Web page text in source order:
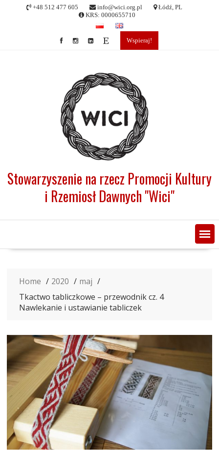
+48 512 477 605 info@wici.org.pl
Łódź, PL
KRS: 0000655710
Wspieraj!
Stowarzyszenie na rzecz Promocji Kultury
i Rzemiosł Dawnych "Wici"
Home 2020
maj
Tkactwo tabliczkowe – przewodnik cz. 4
Nawlekanie i ustawianie tabliczek